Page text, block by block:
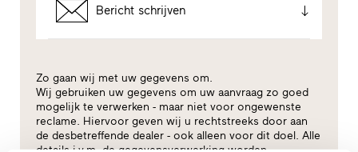
Bericht schrijven
Zo gaan wij met uw gegevens om.
Wij gebruiken uw gegevens om uw aanvraag zo goed
mogelijk te verwerken - maar niet voor ongewenste
reclame. Hiervoor geven wij u rechtstreeks door aan
de desbetreffende dealer - ook alleen voor dit doel. Alle